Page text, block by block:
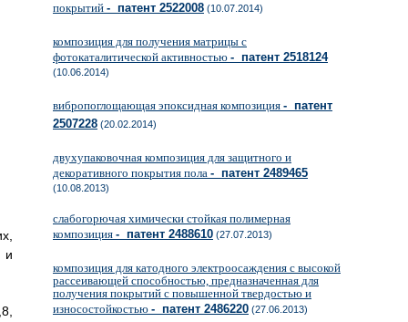
и
покрытий - патент 2522008 (10.07.2014)
композиция для получения матрицы с
фотокаталитической активностью - патент 2518124
(10.06.2014)
вибропоглощающая эпоксидная композиция - патент
2507228 (20.02.2014)
двухупаковочная композиция для защитного и
декоративного покрытия пола - патент 2489465
(10.08.2013)
слабогорючая химически стойкая полимерная
композиция - патент 2488610 (27.07.2013)
композиция для катодного электроосаждения с высокой
рассеивающей способностью, предназначенная для
получения покрытий с повышенной твердостью и
износостойкостью - патент 2486220 (27.06.2013)